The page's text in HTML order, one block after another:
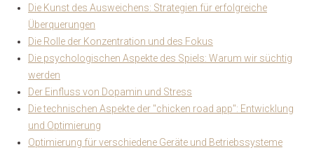
Die Kunst des Ausweichens: Strategien für erfolgreiche
Überquerungen
Die Rolle der Konzentration und des Fokus
Die psychologischen Aspekte des Spiels: Warum wir süchtig
werden
Der Einfluss von Dopamin und Stress
Die technischen Aspekte der "chicken road app": Entwicklung
und Optimierung
Optimierung für verschiedene Geräte und Betriebssysteme